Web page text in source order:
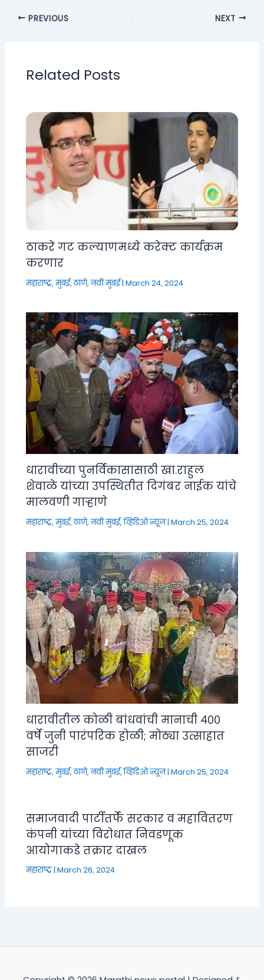
PREVIOUS NEXT
Related Posts
ठाकरे गट कल्याणमध्ये करेक्ट कार्यक्रम
करणार
महाराष्ट्र,मुंबई, ठाणे, नवी मुंबई|March 24, 2024
धारावीच्या पुनर्विकासासाठी खा.राहुल
शेवाळे यांच्या उपस्थितीत दिगंबर नाईक यांचे
मालवणी गाऱ्हाणे
महाराष्ट्र,मुंबई, ठाणे, नवी मुंबई,व्हिडिओ न्यूज|March 25, 2024
धारावीतील कोळी बांधवांची मानाची ४००
वर्षे जुनी पारंपरिक होळी; मोठ्या उत्साहात
साजरी
महाराष्ट्र,मुंबई, ठाणे, नवी मुंबई,व्हिडिओ न्यूज|March 25, 2024
समाजवादी पार्टीतर्फे सरकार व महावितरण
कंपनी यांच्या विरोधात निवडणूक
आयोगाकडे तक्रार दाखल
महाराष्ट्र |March 26, 2024